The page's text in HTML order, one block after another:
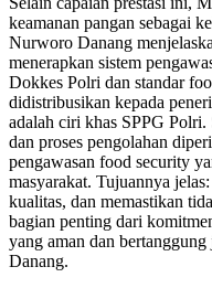
keamanan pangan sebagai
Nurworo Danang
menerapkan sistem
Dokkes Polri dan standar
didistribusikan kepada
adalah ciri khas SPPG Polri.
dan proses pengolahan
pengawasan food security
masyarakat. Tujuannya
kualitas, dan memastikan
bagian penting dari
yang aman dan
Danang.